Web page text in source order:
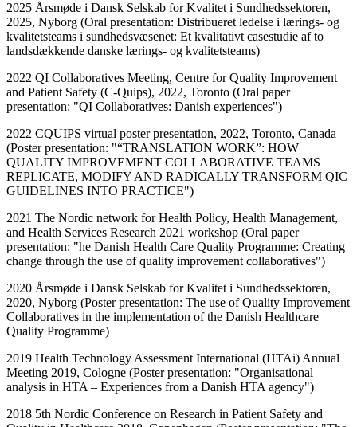
2025 Årsmøde i Dansk Selskab for Kvalitet i Sundhedssektoren,
2025, Nyborg (Oral presentation: Distribueret ledelse i lærings- og
kvalitetsteams i sundhedsvæsenet: Et kvalitativt casestudie af to
landsdækkende danske lærings- og kvalitetsteams)
2022 QI Collaboratives Meeting, Centre for Quality Improvement
and Patient Safety (C-Quips), 2022, Toronto (Oral paper
presentation: "QI Collaboratives: Danish experiences")
2022 CQUIPS virtual poster presentation, 2022, Toronto, Canada
(Poster presentation: "“TRANSLATION WORK”: HOW
QUALITY IMPROVEMENT COLLABORATIVE TEAMS
REPLICATE, MODIFY AND RADICALLY TRANSFORM QIC
GUIDELINES INTO PRACTICE")
2021 The Nordic network for Health Policy, Health Management,
and Health Services Research 2021 workshop (Oral paper
presentation: "he Danish Health Care Quality Programme: Creating
change through the use of quality improvement collaboratives")
2020 Årsmøde i Dansk Selskab for Kvalitet i Sundhedssektoren,
2020, Nyborg (Poster presentation: The use of Quality Improvement
Collaboratives in the implementation of the Danish Healthcare
Quality Programme)
2019 Health Technology Assessment International (HTAi) Annual
Meeting 2019, Cologne (Poster presentation: "Organisational
analysis in HTA – Experiences from a Danish HTA agency")
2018 5th Nordic Conference on Research in Patient Safety and